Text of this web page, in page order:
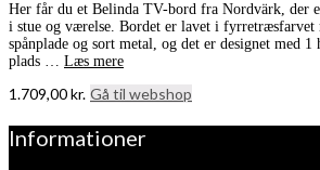
Her får du et Belinda TV-bord fra Nordvärk, der
i stue og værelse. Bordet er lavet i fyrretræsfarvet
spånplade og sort metal, og det er designet med
plads … Læs mere
1.709,00kr. Gå til webshop
Informationer